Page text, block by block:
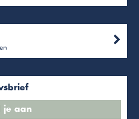
je aan